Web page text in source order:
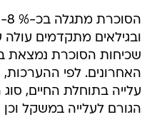
שכיחות הסוכרת נמצאת
האחרונים. לפי ההערכות,
עלייה בתוחלת החיים,
הגורם לעלייה במשקל וכן